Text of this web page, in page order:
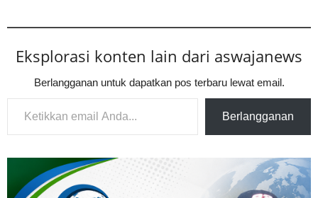
Eksplorasi konten lain dari aswajanews
Berlangganan untuk dapatkan pos terbaru lewat email.
Ketikkan email Anda...
Berlangganan